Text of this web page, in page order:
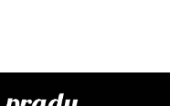
0. Zobacz szczegóły